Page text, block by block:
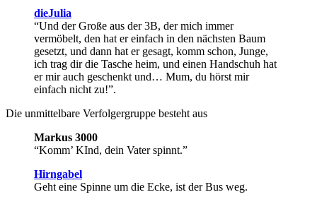
dieJulia
“Und der Große aus der 3B, der mich immer
vermöbelt, den hat er einfach in den nächsten Baum
gesetzt, und dann hat er gesagt, komm schon, Junge,
ich trag dir die Tasche heim, und einen Handschuh hat
er mir auch geschenkt und… Mum, du hörst mir
einfach nicht zu!”.
Die unmittelbare Verfolgergruppe besteht aus
Markus 3000
“Komm’ KInd, dein Vater spinnt.”
Hirngabel
Geht eine Spinne um die Ecke, ist der Bus weg.